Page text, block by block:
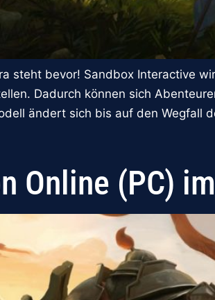
steht bevor! Sandbox Interactive
Dadurch können sich
ändert sich bis auf den Wegfall
Online (PC)